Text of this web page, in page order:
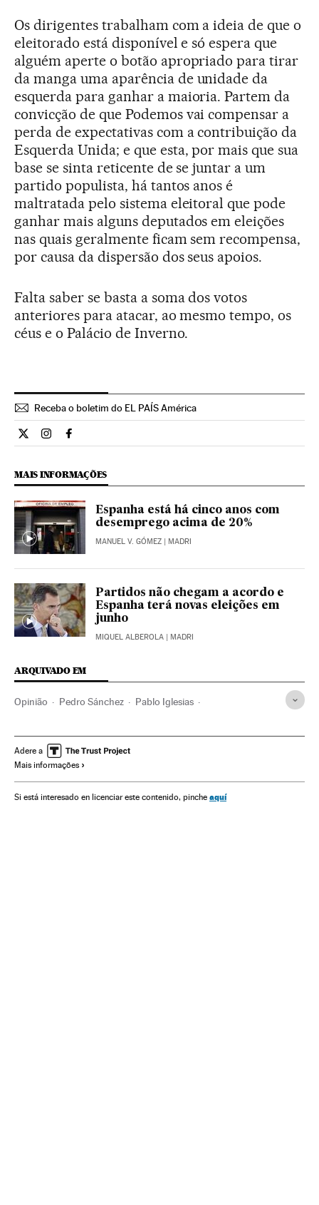
Os dirigentes trabalham com a ideia de que o
eleitorado está disponível e só espera que
alguém aperte o botão apropriado para tirar
da manga uma aparência de unidade da
esquerda para ganhar a maioria. Partem da
convicção de que Podemos vai compensar a
perda de expectativas com a contribuição da
Esquerda Unida; e que esta, por mais que sua
base se sinta reticente de se juntar a um
partido populista, há tantos anos é
maltratada pelo sistema eleitoral que pode
ganhar mais alguns deputados em eleições
nas quais geralmente ficam sem recompensa,
por causa da dispersão dos seus apoios.
Falta saber se basta a soma dos votos
anteriores para atacar, ao mesmo tempo, os
céus e o Palácio de Inverno.
Receba o boletim do EL PAÍS América
Opiniao El País Brasil en Twitter
Opiniao El País Brasil en Instagram
Opiniao El País Brasil en Facebook
MAIS INFORMAÇÕES
Espanha está há cinco anos com
desemprego acima de 20%
MANUEL V. GÓMEZ | MADRI
Partidos não chegam a acordo e
Espanha terá novas eleições em
junho
MIQUEL ALBEROLA | MADRI
ARQUIVADO EM
Opinião Pedro Sánchez Pablo Iglesias
Inquéritos Eleições Partidos políticos
Adere a
Mais informações
Si está interesado en licenciar este contenido, pinche aquí